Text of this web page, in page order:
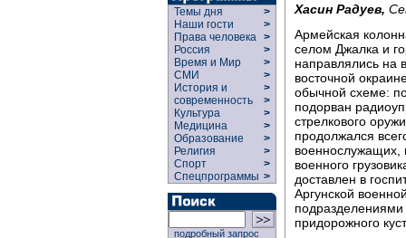
Темы дня
>
Наши гости
>
Права человека >
Россия
>
Время и Мир
>
СМИ
>
История и
современность
>
>
Культура
>
Медицина
>
Образование
>
Религия
>
Спорт
>
Спецпрограммы >
подробный запрос
Хасин Радуев,
Армейская
селом Джалка и
направлялись на
восточной
обычной схеме:
подорван
стрелкового
продолжался
военнослужащих,
военного
доставлен в
Аргунской
придорожного